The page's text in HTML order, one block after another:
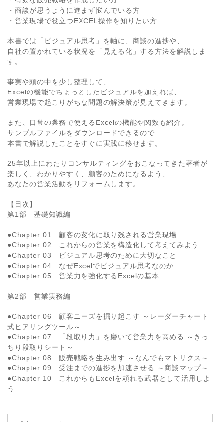
・商談が思うように進まず悩んでいる方
・営業現場で役立つEXCEL操作を知りたい方
本書では「ビジュアル思考」を軸に、商談の進捗や、
自社の置かれている状況を「見える化」する方法を解説しま
す。
事実や頭の中を少し整理して、
Excelの機能でちょっとしたビジュアルを加えれば、
営業現場で起こりがちな問題の解決策が見えてきます。
また、日常の業務で使えるExcelの機能や関数も紹介。
サンプルファイルをダウンロードできるので
本書で解説したことをすぐに実践に移せます。
25年以上にわたりコンサルティングをおこなってきた著者が
楽しく、わかりやすく、顧客のためになるよう、
あなたの営業活動をリフォームします。
【目次】
第1部 基礎知識編
●Chapter 01 顧客の変化に取り残される営業現場
●Chapter 02 これからの営業を構造化して考えてみよう
●Chapter 03 ビジュアル思考のために大切なこと
●Chapter 04 なぜExcelでビジュアル思考なのか
●Chapter 05 営業力を強化するExcelの基本
第2部 営業実務編
●Chapter 06 顧客ニーズを掘り起こす ～レーダーチャート
式ヒアリングツール～
●Chapter 07 「段取り力」を磨いて営業力を高める ～きっ
ちり段取りシート～
●Chapter 08 販売戦略を生み出す ～なんでもマトリクス～
●Chapter 09 受注までの進捗を加速させる ～商談マップ～
●Chapter 10 これからもExcelを頼れる武器として活用しよ
う